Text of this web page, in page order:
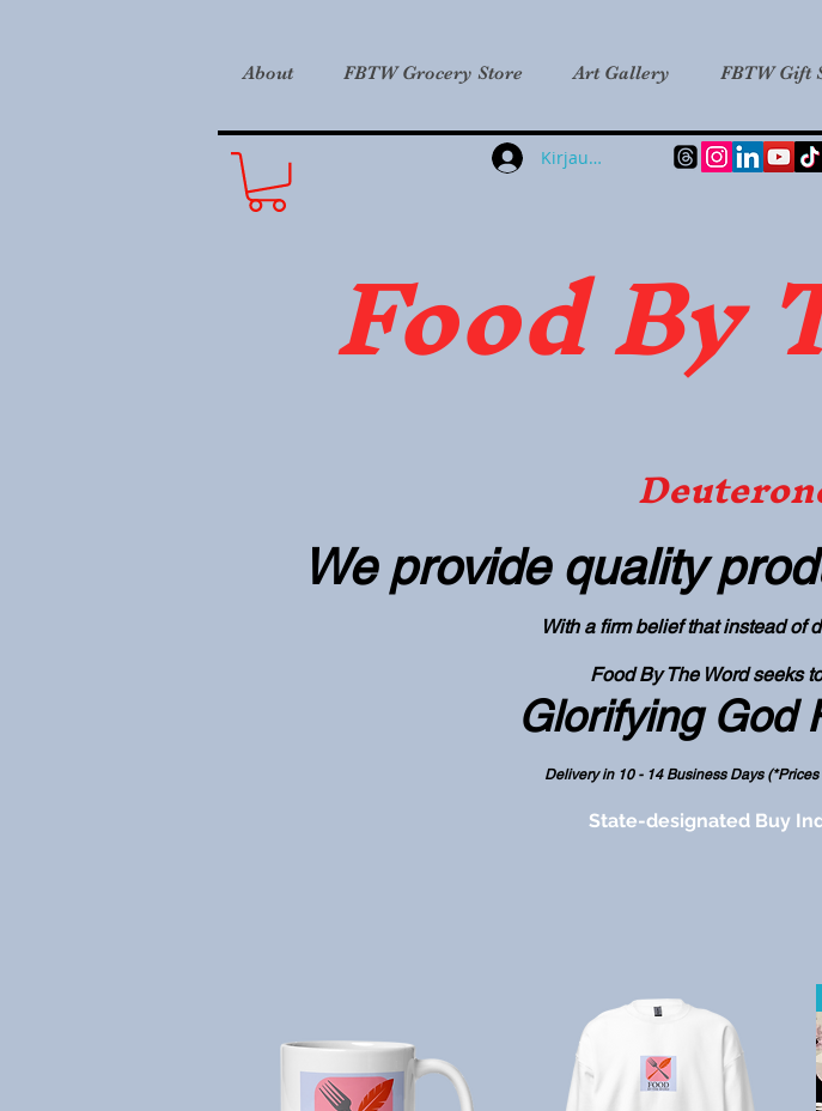
About FBTW Grocery Store Art Gallery FBTW Gift
Kirjaudu
Food By
We provide quality
With a firm belief that instead of
Food By The Word seeks
Glorifying God
Delivery in 10 - 14 Business Days
State-designated Buy